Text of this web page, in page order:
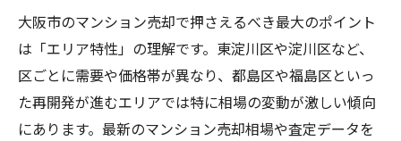
大阪市のマンション売却で押さえるべき最大のポイント
は「エリア特性」の理解です。東淀川区や淀川区など、
区ごとに需要や価格帯が異なり、都島区や福島区といっ
た再開発が進むエリアでは特に相場の変動が激しい傾向
にあります。最新のマンション売却相場や査定データを